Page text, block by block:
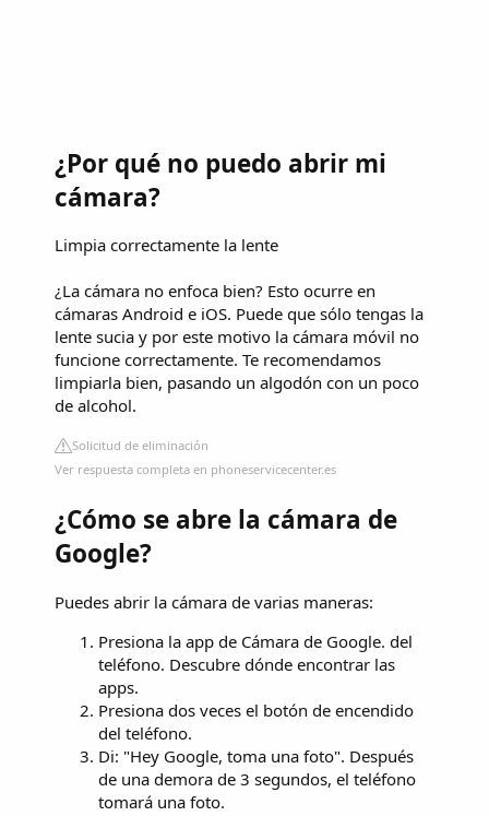
¿Por qué no puedo abrir mi
cámara?
Limpia correctamente la lente
¿La cámara no enfoca bien? Esto ocurre en
cámaras Android e iOS. Puede que sólo tengas la
lente sucia y por este motivo la cámara móvil no
funcione correctamente. Te recomendamos
limpiarla bien, pasando un algodón con un poco
de alcohol.
Solicitud de eliminación
Ver respuesta completa en phoneservicecenter.es
¿Cómo se abre la cámara de
Google?
Puedes abrir la cámara de varias maneras:
Presiona la app de Cámara de Google. del
teléfono. Descubre dónde encontrar las
apps.
Presiona dos veces el botón de encendido
del teléfono.
Di: "Hey Google, toma una foto". Después
de una demora de 3 segundos, el teléfono
tomará una foto.